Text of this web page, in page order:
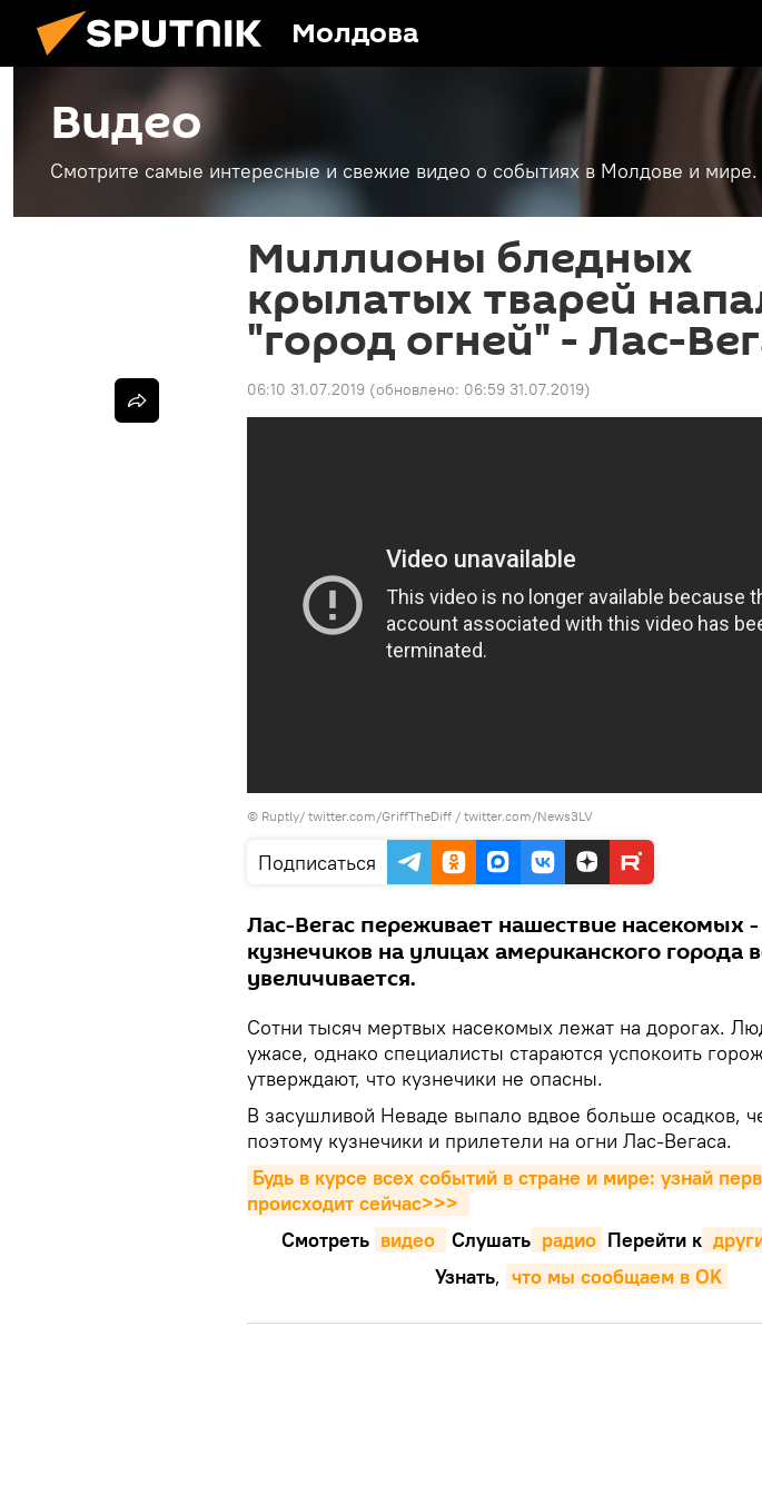
Молдова
Видео
Смотрите самые интересные и свежие видео о событиях в Молдове и мире.
Миллионы бледных
крылатых тварей
"город огней" - Лас-
06:10 31.07.2019 (обновлено: 06:59 31.07.2019)
© Ruptly/ twitter.com/GriffTheDiff / twitter.com/News3LV
Подписаться
Лас-Вегас переживает нашествие насекомых
кузнечиков на улицах американского города
увеличивается.
Сотни тысяч мертвых насекомых лежат на дорогах.
ужасе, однако специалисты стараются успокоить
утверждают, что кузнечики не опасны.
В засушливой Неваде выпало вдвое больше осадков,
поэтому кузнечики и прилетели на огни Лас-Вегаса.
Будь в курсе всех событий в стране и мире: узнай
происходит сейчаc>>>
Смотреть видео Cлушать радио Перейти к
Узнать, что мы сообщаем в OK